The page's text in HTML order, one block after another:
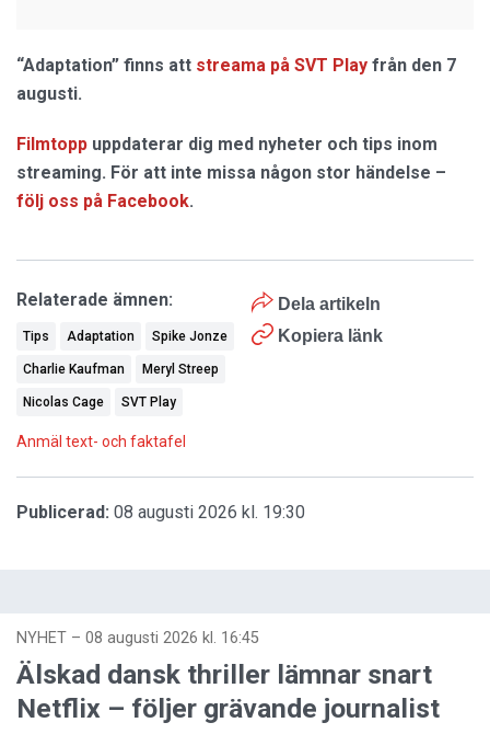
“Adaptation” finns att streama på SVT Play från den 7
augusti.
Filmtopp uppdaterar dig med nyheter och tips inom
streaming. För att inte missa någon stor händelse –
följ oss på Facebook.
Dela artikeln
Kopiera länk
Relaterade ämnen:
Tips Adaptation Spike Jonze
Charlie Kaufman Meryl Streep
Nicolas Cage SVT Play
Anmäl text- och faktafel
Publicerad: 08 augusti 2026 kl. 19:30
NYHET – 08 augusti 2026 kl. 16:45
Älskad dansk thriller lämnar snart
Netflix – följer grävande journalist